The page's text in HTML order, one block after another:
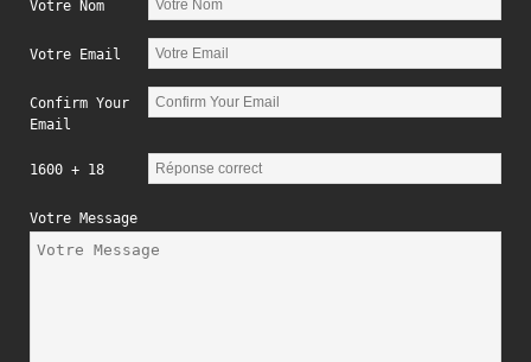
Votre Nom
Votre Email
Confirm Your
Email
1600 + 18
Votre Message